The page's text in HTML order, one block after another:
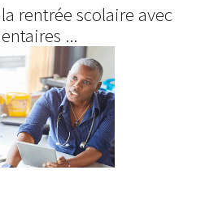
rentrée scolaire avec
...